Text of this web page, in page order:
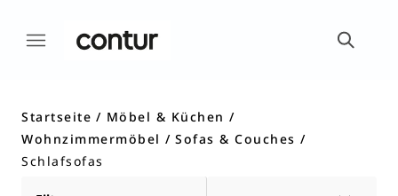
Startseite
Möbel & Küchen
Wohnzimmermöbel
Sofas & Couches
Schlafsofas